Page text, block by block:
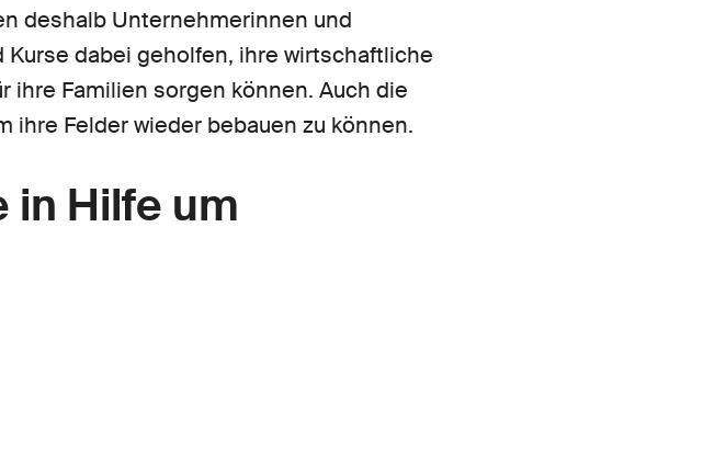
deshalb Unternehmerinnen und
dabei geholfen, ihre wirtschaftliche
ihre Familien sorgen können. Auch die
ihre Felder wieder bebauen zu können.
in Hilfe um